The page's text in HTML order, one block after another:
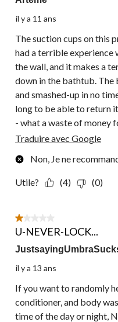
il y a 11 ans
The suction cups on this
had a terrible
the wall, and it makes a
down in the bathtub.
and smashed-up in no
long to be able to return
- what a waste of money
Traduire avec Google
Non, Je ne
Utile? (4) (0)
1 étoile(s) sur 5.
U-NEVER-LOCK...
il y a 13 ans
If you want to randomly
conditioner, and body
time of the day or night,